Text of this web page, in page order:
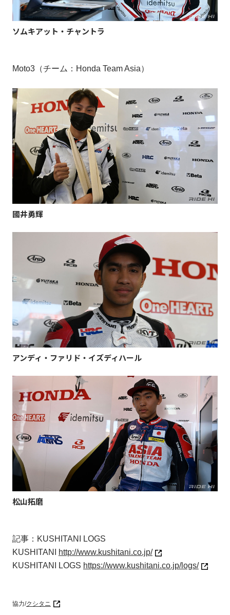
ソムキアット・チャントラ
Moto3（チーム：Honda Team Asia）
國井勇輝
アンディ・ファリド・イズディハール
松山拓磨
記事：KUSHITANI LOGS
KUSHITANI
http://www.kushitani.co.jp/
KUSHITANI LOGS https://www.kushitani.co.jp/logs/
協力/クシタニ